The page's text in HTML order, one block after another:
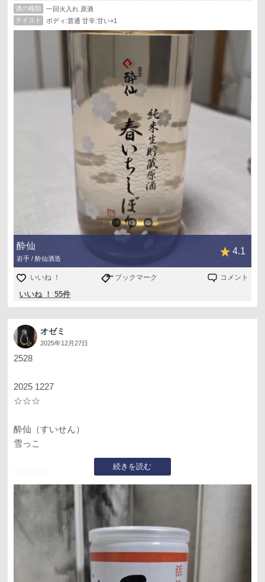
酒の種類
一回火入れ 原酒
テイスト
ボディ:普通 甘辛:甘い+1
酔仙
岩手 / 酔仙酒造
4.1
いいね ！ ブックマーク コメント
いいね ！ 55件
オゼミ
2025年12月27日
続きを読む
2528
2025 1227
☆☆☆
酔仙（すいせん）
雪っこ
180ml
酔仙酒造
岩手県 大船渡市